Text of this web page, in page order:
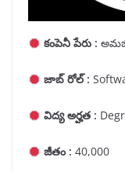
కంపెనీ పేరు :
జాబ్ రోల్ :
విద్య అర్హత :
జీతం : 40,000